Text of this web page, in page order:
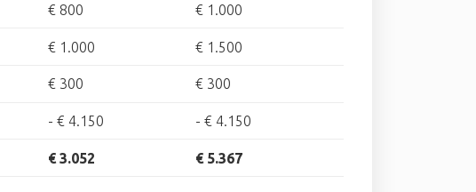
€ 800 € 1.000
€ 1.000 € 1.500
€ 300 € 300
- € 4.150 -€ 4.150
€ 3.052 € 5.367